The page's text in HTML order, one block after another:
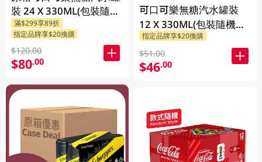
裝 24 X 330ML(包裝隨機
發送)
滿$299享89折
指定品牌享$20換購
$120.00
$80.00
可口可樂無糖汽水罐裝
12 X 330ML(包裝隨機發
送)
指定品牌享$20換購
$51.00
$46.00